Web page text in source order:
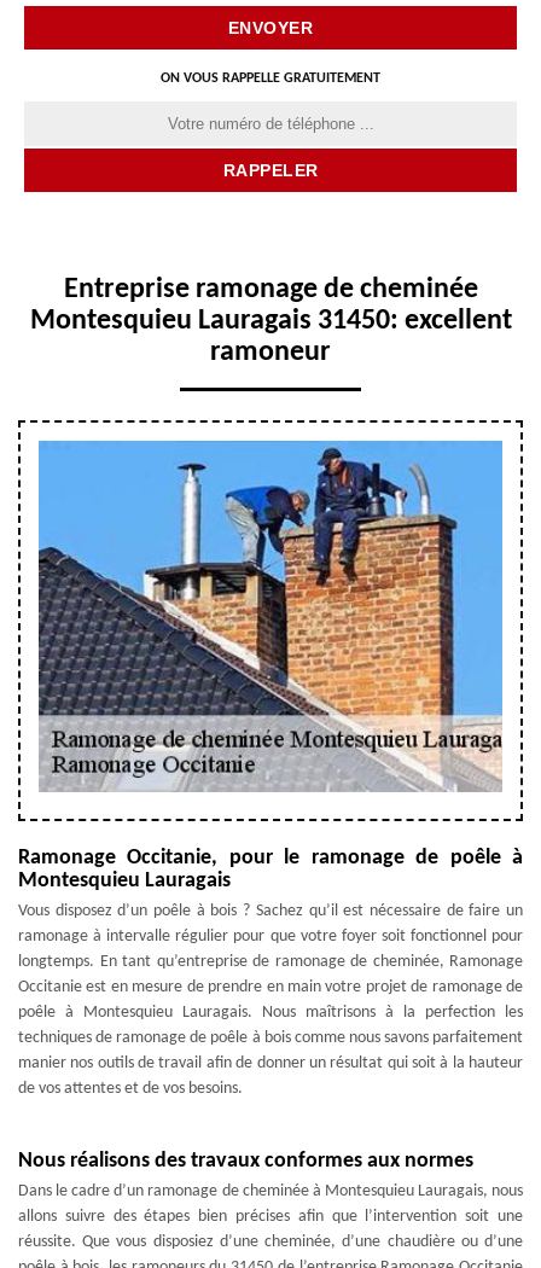
ON VOUS RAPPELLE GRATUITEMENT
Entreprise ramonage de cheminée
Montesquieu Lauragais 31450: excellent
ramoneur
Ramonage Occitanie, pour le ramonage de poêle à
Montesquieu Lauragais
Vous disposez d’un poêle à bois ? Sachez qu’il est nécessaire de faire un
ramonage à intervalle régulier pour que votre foyer soit fonctionnel pour
longtemps. En tant qu’entreprise de ramonage de cheminée, Ramonage
Occitanie est en mesure de prendre en main votre projet de ramonage de
poêle à Montesquieu Lauragais. Nous maîtrisons à la perfection les
techniques de ramonage de poêle à bois comme nous savons parfaitement
manier nos outils de travail afin de donner un résultat qui soit à la hauteur
de vos attentes et de vos besoins.
Nous réalisons des travaux conformes aux normes
Dans le cadre d’un ramonage de cheminée à Montesquieu Lauragais, nous
allons suivre des étapes bien précises afin que l’intervention soit une
réussite. Que vous disposiez d’une cheminée, d’une chaudière ou d’une